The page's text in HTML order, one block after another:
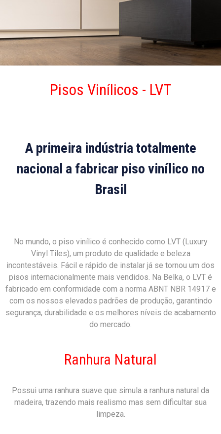
Pisos Vinílicos - LVT
A primeira indústria totalmente
nacional a fabricar piso vinílico no
Brasil
No mundo, o piso vinílico é conhecido como LVT (Luxury
Vinyl Tiles), um produto de qualidade e beleza
incontestáveis. Fácil e rápido de instalar já se tornou um dos
pisos internacionalmente mais vendidos. Na Belka, o LVT é
fabricado em conformidade com a norma ABNT NBR 14917 e
com os nossos elevados padrões de produção, garantindo
segurança, durabilidade e os melhores níveis de acabamento
do mercado.
Ranhura Natural
Possui uma ranhura suave que simula a ranhura natural da
madeira, trazendo mais realismo mas sem dificultar sua
limpeza.